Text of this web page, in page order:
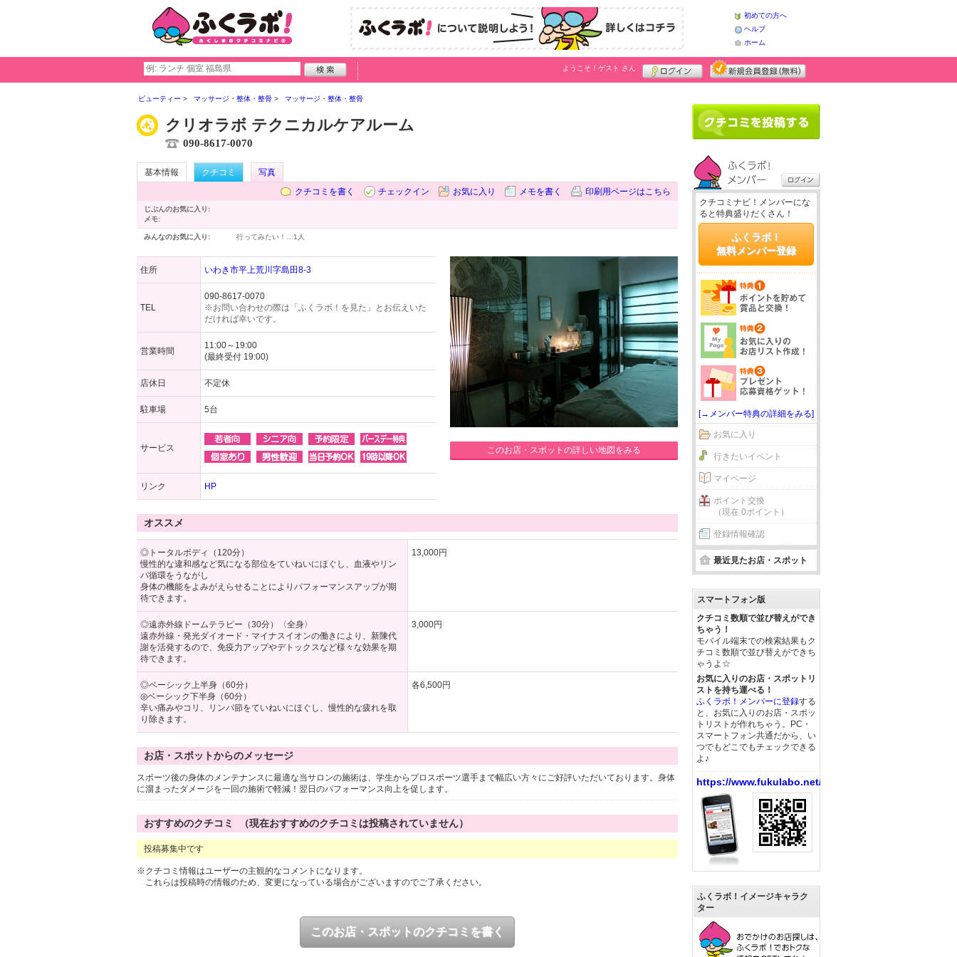
初めての方へ
ヘルプ
ホーム
ようこそ！ ゲスト さん
ビューティー マッサージ・整体・整骨 マッサージ・整体・整骨
クリオラボ テクニカルケアルーム
090-8617-0070
基本情報 クチコミ
写真
クチコミを書く
チェックイン お気に入り メモを書く 印刷用ページはこちら
じぶんのお気に入り:
メモ:
みんなのお気に入り: 行ってみたい！… 1人
住所 いわき市平上荒川字島田8-3
TEL
090-8617-0070
※お問い合わせの際は「ふくラボ！を見た」とお伝えいた
だければ幸いです。
営業時間
11:00～19:00
(最終受付 19:00)
店休日 不定休
駐車場 5台
サービス
リンク HP
このお店・スポットの詳しい地図をみる
オススメ
◎トータルボディ（120分）
慢性的な違和感など気になる部位をていねいにほぐし、血液やリン
パ循環をうながし
身体の機能をよみがえらせることによりパフォーマンスアップが期
待できます。
13,000円
◎遠赤外線ドームテラピー（30分）〈全身〉
遠赤外線・発光ダイオード・マイナスイオンの働きにより、新陳代
謝を活発するので、免疫力アップやデトックスなど様々な効果を期
待できます。
3,000円
◎ベーシック上半身（60分）
◎ベーシック下半身（60分）
辛い痛みやコリ、リンパ節をていねいにほぐし、慢性的な疲れを取
り除きます。
各6,500円
お店・スポットからのメッセージ
スポーツ後の身体のメンテナンスに最適な当サロンの施術は、学生からプロスポーツ選手まで幅広い方々にご好評いただいております。身体
に溜まったダメージを一回の施術で軽減！翌日のパフォーマンス向上を促します。
おすすめのクチコミ （現在おすすめのクチコミは投稿されていません）
投稿募集中です
※クチコミ情報はユーザーの主観的なコメントになります。
これらは投稿時の情報のため、変更になっている場合がございますのでご了承ください。
このお店・スポットのクチコミを書く
クチコミナビ！メンバーにな
ると特典盛りだくさん！
ふくラボ！
無料メンバー登録
[→メンバー特典の詳細をみる]
お気に入り
行きたいイベント
マイページ
ポイント交換
（現在 0ポイント）
登録情報確認
最近見たお店・スポット
スマートフォン版
クチコミ数順で並び替えができ
ちゃう！
モバイル端末での検索結果もク
チコミ数順で並び替えができち
ゃうよ☆
お気に入りのお店・スポットリ
ストを持ち運べる！
ふくラボ！メンバーに登録する
と、お気に入りのお店・スポッ
トリストが作れちゃう。PC・
スマートフォン共通だから、い
つでもどこでもチェックできる
よ♪
https://www.fukulabo.net/
ふくラボ！イメージキャラク
ター